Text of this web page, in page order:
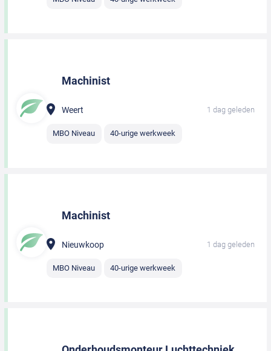
Machinist
Weert 1 dag geleden
MBO Niveau 40-urige werkweek
Machinist
Nieuwkoop 1 dag geleden
MBO Niveau 40-urige werkweek